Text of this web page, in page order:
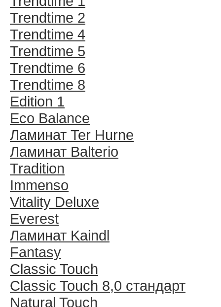
Trendtime 2
Trendtime 4
Trendtime 5
Trendtime 6
Trendtime 8
Edition 1
Eco Balance
Ламинат Ter Hurne
Ламинат Balterio
Tradition
Immenso
Vitality Deluxe
Everest
Ламинат Kaindl
Fantasy
Classic Touch
Classic Touch 8,0 стандарт
Natural Touch